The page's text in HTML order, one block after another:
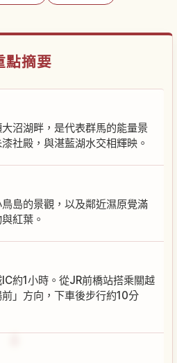
點摘要
沼湖畔，是代表群馬的能量景
社殿，與湛藍湖水交相輝映。
島的景觀，以及鄰近濕原覺滿
紅葉。
約1小時。從JR前橋站搭乘關越
」方向，下車後步行約10分